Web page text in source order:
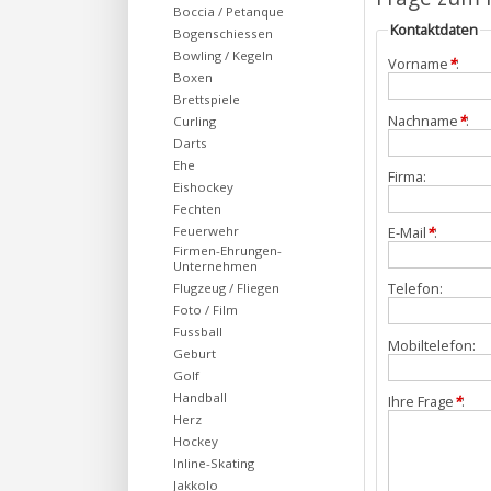
Kontaktdaten
Vorname*:
Nachname*:
Firma:
E-Mail*:
Telefon:
Mobiltelefon:
Ihre Frage*:
Boccia / Petanque
Bogenschiessen
Bowling / Kegeln
Boxen
Brettspiele
Curling
Darts
Ehe
Eishockey
Fechten
Feuerwehr
Firmen-Ehrungen-
Unternehmen
Flugzeug / Fliegen
Foto / Film
Fussball
Geburt
Golf
Handball
Herz
Hockey
Inline-Skating
Jakkolo